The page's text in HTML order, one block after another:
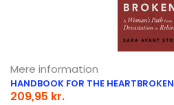
Mere information
HANDBOOK FOR THE HEARTBROKEN
209,95 kr.